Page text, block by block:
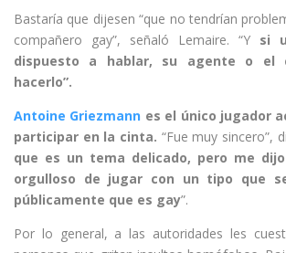
Bastaría que dijesen “que no tendrían
compañero gay”, señaló Lemaire. “Y si
dispuesto a hablar, su agente o el
hacerlo”.
Antoine Griezmann es el único jugador
participar en la cinta. “Fue muy sincero”,
que es un tema delicado, pero me
orgulloso de jugar con un tipo que
públicamente que es gay”.
Por lo general, a las autoridades les